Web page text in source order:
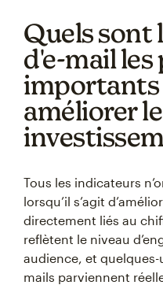
Quels sont
d'e-mail les
importants
améliorer
Tous les indicateurs
lorsqu’il s’agit
directement liés au
reflètent le niveau
audience, et
mails parviennent